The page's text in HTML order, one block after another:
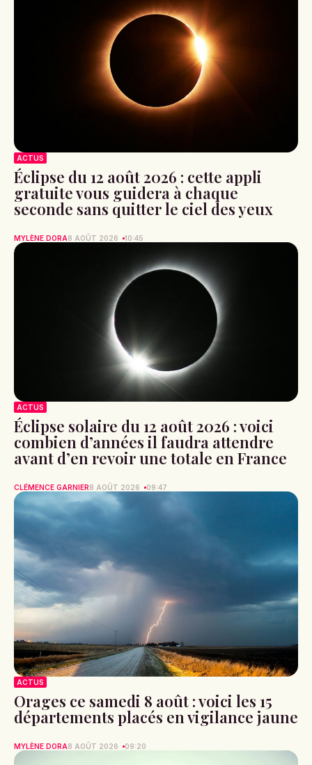
ACTUS
Éclipse du 12 août 2026 : cette appli
gratuite vous guidera à chaque
seconde sans quitter le ciel des yeux
MYLÈNE DORA8 AOÛT 2026 10:45
ACTUS
Éclipse solaire du 12 août 2026 : voici
combien d’années il faudra attendre
avant d’en revoir une totale en France
CLÉMENCE GARNIER8 AOÛT 2026 09:47
ACTUS
Orages ce samedi 8 août : voici les 15
départements placés en vigilance jaune
MYLÈNE DORA8 AOÛT 2026 09:20